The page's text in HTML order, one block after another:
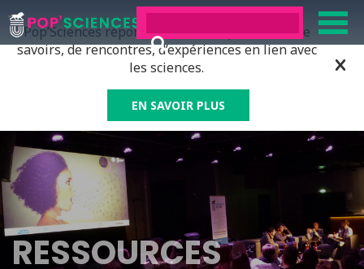
Pop’Sciences répond à tous ceux qui ont soif de
savoirs, de rencontres, d’expériences en lien avec
les sciences.
EN SAVOIR PLUS
RESSOURCES